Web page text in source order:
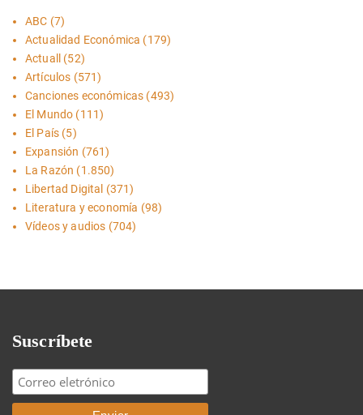
ABC (7)
Actualidad Económica (179)
Actuall
(52)
Artículos (571)
Canciones económicas (493)
El Mundo (111)
El País (5)
Expansión (761)
La Razón (1.850)
Libertad Digital (371)
Literatura y economía (98)
Vídeos y audios (704)
Suscríbete